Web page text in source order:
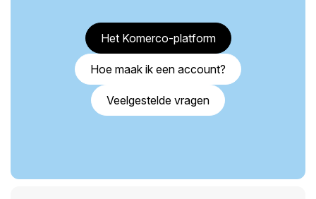
Het Komerco-platform
Hoe maak ik een account?
Veelgestelde vragen